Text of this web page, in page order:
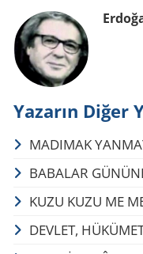
Yazarın Diğer
MADIMAK
BA­BA­LAR
KUZU KUZU ME
DEVLET,